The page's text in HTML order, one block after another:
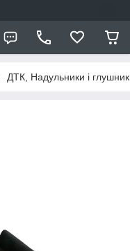
ДТК, Надульники і